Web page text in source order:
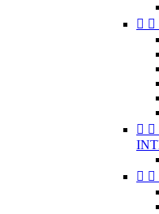
 
 
 